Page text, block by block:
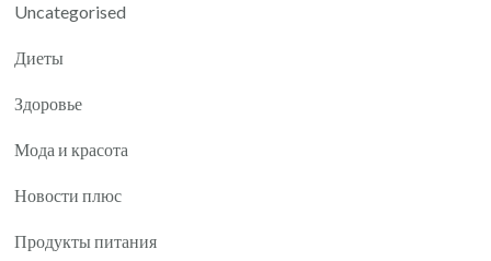
Uncategorised
Диеты
Здоровье
Мода и красота
Новости плюс
Продукты питания